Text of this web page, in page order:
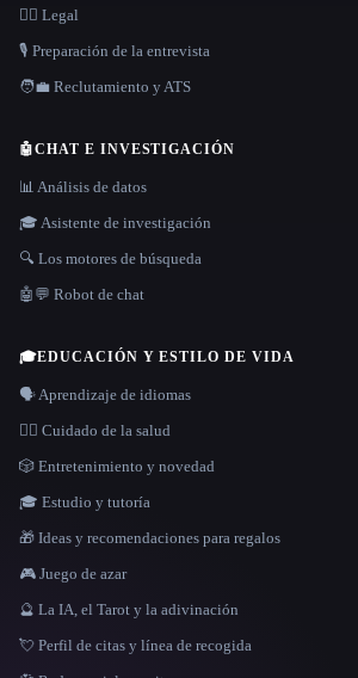
👩‍⚖️ Legal
🎙️ Preparación de la entrevista
🧑‍💼 Reclutamiento y ATS
🤖CHAT E INVESTIGACIÓN
📊 Análisis de datos
🎓 Asistente de investigación
🔍 Los motores de búsqueda
🤖💬 Robot de chat
🎓EDUCACIÓN Y ESTILO DE VIDA
🗣️ Aprendizaje de idiomas
👩‍⚕️ Cuidado de la salud
🎲 Entretenimiento y novedad
🎓 Estudio y tutoría
🎁 Ideas y recomendaciones para regalos
🎮 Juego de azar
🔮 La IA, el Tarot y la adivinación
💘 Perfil de citas y línea de recogida